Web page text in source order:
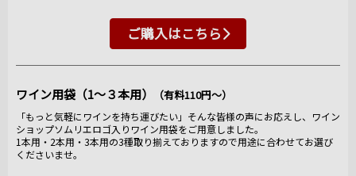
ご購入はこちら
ワイン用袋（1～３本用） （有料110円～）
「もっと気軽にワインを持ち運びたい」そんな皆様の声にお応えし、ワイン
ショップソムリエロゴ入りワイン用袋をご用意しました。
1本用・2本用・3本用の3種取り揃えておりますので用途に合わせてお選び
くださいませ。